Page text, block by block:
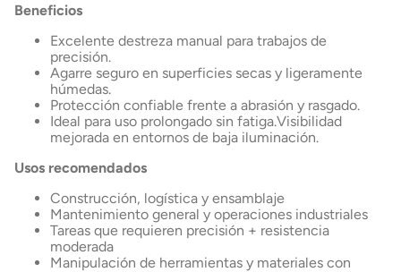
Beneficios
Excelente destreza manual para trabajos de
precisión.
Agarre seguro en superficies secas y ligeramente
húmedas.
Protección confiable frente a abrasión y rasgado.
Ideal para uso prolongado sin fatiga.Visibilidad
mejorada en entornos de baja iluminación.
Usos recomendados
Construcción, logística y ensamblaje
Mantenimiento general y operaciones industriales
Tareas que requieren precisión + resistencia
moderada
Manipulación de herramientas y materiales con